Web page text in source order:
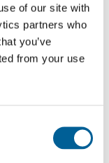
of our site with
partners who
you’ve
from your use
une
de
vérifier si